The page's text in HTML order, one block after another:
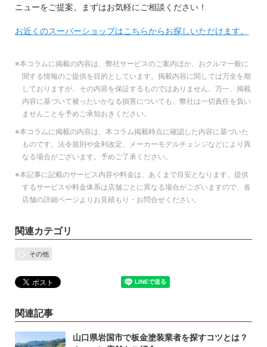
ニューをご提案。まずはお気軽にご相談ください！
お近くのスーパーショップはこちらからお探しいただけます。
※本コラムに掲載の内容は、弊社サービスのご案内ほか、おクルマ一般に
関する情報のご提供を目的としています。掲載内容に関しては万全を期
しておりますが、その内容を保証するものではありません。万一、掲載
内容に基づいて被ったいかなる損害についても、弊社は一切責任を負い
ませんことを予めご承知おきください。
※本コラムに掲載の内容は、本コラム掲載時点に確認した内容に基づいた
ものです。法令規則や金利改定、メーカーモデルチェンジなどにより異
なる場合がございます。予めご了承ください。
※本記事に記載のサービス内容や料金は、あくまで目安となります。提供
するサービスや料金体系は店舗ごとに異なる場合がございますので、各
店舗の詳細ページよりお見積もり・お問合せください。
関連カテゴリ
その他
関連記事
山口県岩国市で板金塗装業者を探すコツとは？